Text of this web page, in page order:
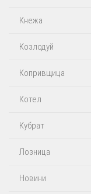
Кнежа
Козлодуй
Копривщица
Котел
Кубрат
Лозница
Новини